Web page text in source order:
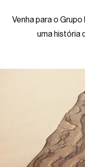
Venha para o
uma história